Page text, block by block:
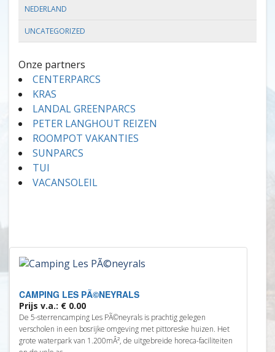
NEDERLAND
UNCATEGORIZED
Onze partners
CENTERPARCS
KRAS
LANDAL GREENPARCS
PETER LANGHOUT REIZEN
ROOMPOT VAKANTIES
SUNPARCS
TUI
VACANSOLEIL
CAMPING LES PÃ©NEYRALS
Prijs v.a.: € 0.00
De 5-sterrencamping Les PÃ©neyrals is prachtig gelegen
verscholen in een bosrijke omgeving met pittoreske huizen. Het
grote waterpark van 1.200mÂ², de uitgebreide horeca-faciliteiten